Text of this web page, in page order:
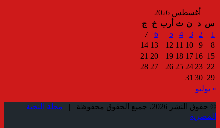
أغسطس 2026
س د ن ث أرب خ
ج
1
2
3
4
5
6
7
8
9
10
11
12
13
14
15
16
17
18
19
20
21
22
23
24
25
26
27
28
29
30
31
« يوليو
© حقوق النشر 2026، جميع الحقوق محفوظة |
مجلة النخبة
المصرية